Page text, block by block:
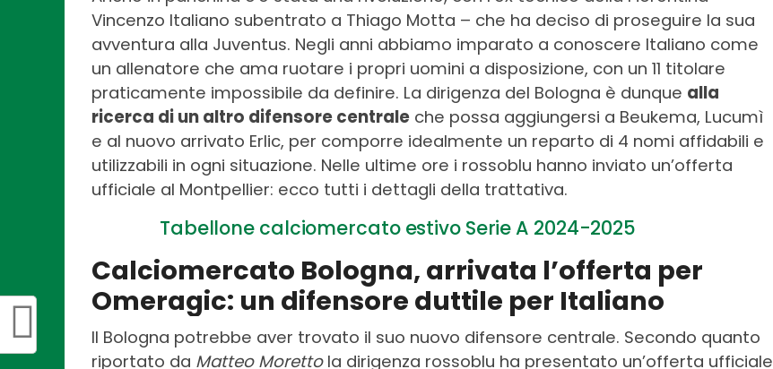
Vincenzo Italiano subentrato a Thiago Motta – che ha deciso di proseguire la sua
avventura alla Juventus. Negli anni abbiamo imparato a conoscere Italiano come
un allenatore che ama ruotare i propri uomini a disposizione, con un 11 titolare
praticamente impossibile da definire. La dirigenza del Bologna è dunque alla
ricerca di un altro difensore centrale che possa aggiungersi a Beukema, Lucumì
e al nuovo arrivato Erlic, per comporre idealmente un reparto di 4 nomi affidabili e
utilizzabili in ogni situazione. Nelle ultime ore i rossoblu hanno inviato un’offerta
ufficiale al Montpellier: ecco tutti i dettagli della trattativa.
Tabellone calciomercato estivo Serie A 2024-2025
Calciomercato Bologna, arrivata l’offerta per
Omeragic: un difensore duttile per Italiano
Il Bologna potrebbe aver trovato il suo nuovo difensore centrale. Secondo quanto
riportato da Matteo Morettola dirigenza rossoblu ha presentato un’offerta ufficiale